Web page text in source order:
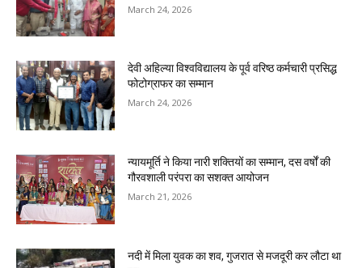
March 24, 2026
देवी अहिल्या विश्वविद्यालय के पूर्व वरिष्ठ कर्मचारी प्रसिद्ध
फोटोग्राफर का सम्मान
March 24, 2026
न्यायमूर्ति ने किया नारी शक्तियों का सम्मान, दस वर्षों की
गौरवशाली परंपरा का सशक्त आयोजन
March 21, 2026
नदी में मिला युवक का शव, गुजरात से मजदूरी कर लौटा था